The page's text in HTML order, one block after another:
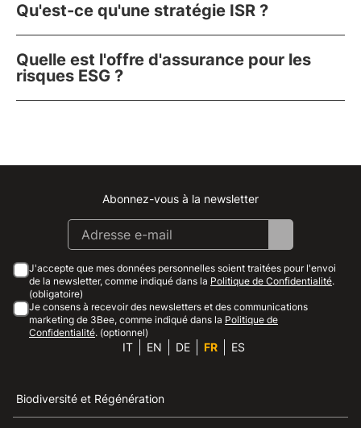
Qu'est-ce qu'une stratégie ISR ?
Quelle est l'offre d'assurance pour les
risques ESG ?
Instagram
Facebook
Linkedin
Youtube
Abonnez-vous à la newsletter
J'accepte que mes données personnelles soient traitées pour l'envoi
de la newsletter, comme indiqué dans la Politique de Confidentialité.
(obligatoire)
Je consens à recevoir des newsletters et des communications
marketing de 3Bee, comme indiqué dans la Politique de
Confidentialité. (optionnel)
IT EN DE FR ES
Biodiversité et Régénération